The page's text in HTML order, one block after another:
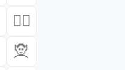
🦸‍♀️
🧝